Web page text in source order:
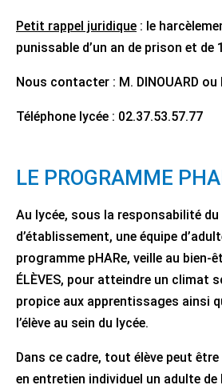
Petit rappel juridique : le
punissable d’un an de prison et de
Nous contacter : M. DINOUARD ou
Téléphone lycée : 02.37.53.57.77
LE PROGRAMME
Au lycée, sous la responsabilité
d’établissement, une équipe
programme pHARe, veille au bien-
ÉLÈVES, pour atteindre un climat
propice aux apprentissages ainsi
l’élève au sein du lycée.
Dans ce cadre, tout élève peut
en entretien individuel un adulte de